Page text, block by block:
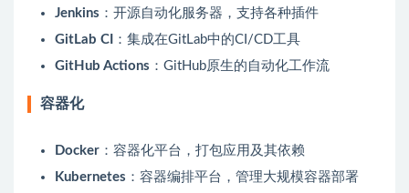
Jenkins ：开源自动化服务器，支持各种插件
GitLab CI
：集成在GitLab中的CI/CD工具
GitHub Actions ：GitHub原生的自动化工作流
容器化
Docker ：容器化平台，打包应用及其依赖
Kubernetes ：容器编排平台，管理大规模容器部署